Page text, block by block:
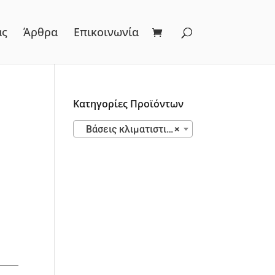
Άρθρα Επικοινωνία
Κατηγορίες Προϊόντων
×
Βάσεις κλιματιστικών επιτοίχιες, δαπέδου, οροφής στην καλυτερη τιμη της αγορας